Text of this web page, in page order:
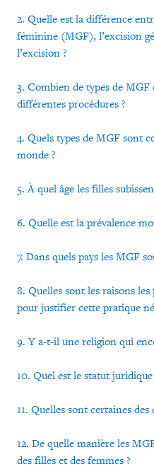
2. Quelle est la différence
féminine (MGF), l’excision
l’excision ?
3. Combien de types de
différentes procédures ?
4. Quels types de MGF sont
monde ?
5. À quel âge les filles
6. Quelle est la prévalence
7. Dans quels pays les MGF
8. Quelles sont les raisons
pour justifier cette pratique
9. Y a-t-il une religion qui
10. Quel est le statut
11. Quelles sont certaines
12. De quelle manière les
des filles et des femmes ?